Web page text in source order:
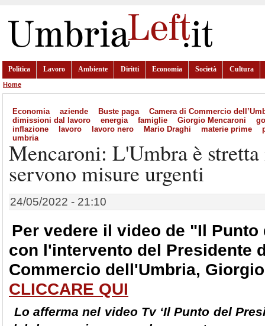
Politica Lavoro Ambiente Diritti Economia Società Cultura
Home
Economia aziende Buste paga
Camera di Commercio
dimissioni dal lavoro
energia famiglie Giorgio Mencaroni
inflazione
lavoro lavoro nero Mario Draghi materie prime
umbria
Mencaroni: L'Umbra è
servono misure urgenti
24/05/2022 - 21:10
Per vedere il video de "Il
con l'intervento del Presidente
Commercio dell'Umbria,
CLICCARE QUI
Lo afferma nel video Tv ‘Il Punto del